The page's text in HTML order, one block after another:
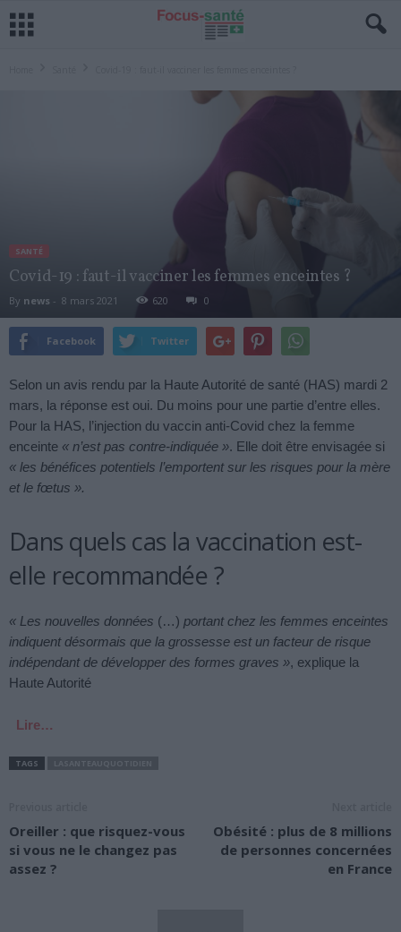
SANTÉ
Covid-19 : faut-il vacciner les femmes enceintes ?
By news - 8 mars 2021 620 0
Facebook Twitter
Selon un avis rendu par la Haute Autorité de santé (HAS) mardi 2
mars, la réponse est oui. Du moins pour une partie d’entre elles.
Pour la HAS, l’injection du vaccin anti-Covid chez la femme
enceinte « n’est pas contre-indiquée ». Elle doit être envisagée si
« les bénéfices potentiels l’emportent sur les risques pour la mère
et le fœtus ».
Dans quels cas la vaccination est-
elle recommandée ?
« Les nouvelles données (…) portant chez les femmes enceintes
indiquent désormais que la grossesse est un facteur de risque
indépendant de développer des formes graves », explique la
Haute Autorité
Lire…
TAGS
Oreiller : que risquez-vous
si vous ne le changez pas
assez ?
Obésité : plus de 8 millions
de personnes concernées
en France